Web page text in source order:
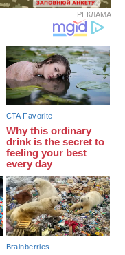
карусель і
у Черкасах
умови в
полеглий
воїн
гривень
сплатили на
з яких чотири
спортсмени
чемпіонаті України
РЕКЛАМА